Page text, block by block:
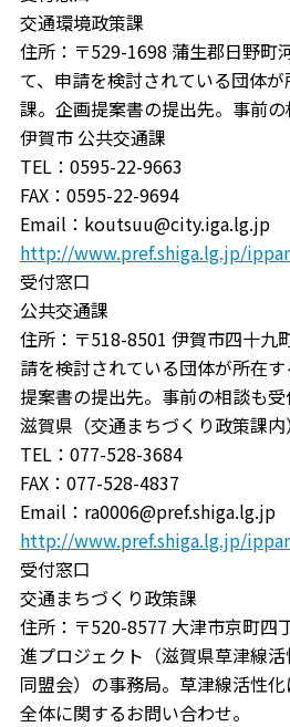
交通環境政策課
住所：〒529-1698 蒲生郡日野町
て、申請を検討されている団体
課。企画提案書の提出先。事前の
伊賀市 公共交通課
TEL：0595-22-9663
FAX：0595-22-9694
Email：koutsuu@city.iga.lg.jp
http://www.pref.shiga.lg.jp/
受付窓口
公共交通課
住所：〒518-8501 伊賀市四十九
請を検討されている団体が所在
提案書の提出先。事前の相談も受
滋賀県（交通まちづくり政策課内）
TEL：077-528-3684
FAX：077-528-4837
Email：ra0006@pref.shiga.lg.jp
http://www.pref.shiga.lg.jp/
受付窓口
交通まちづくり政策課
住所：〒520-8577 大津市京町四
進プロジェクト（滋賀県草津線
同盟会）の事務局。草津線活性
全体に関するお問い合わせ。